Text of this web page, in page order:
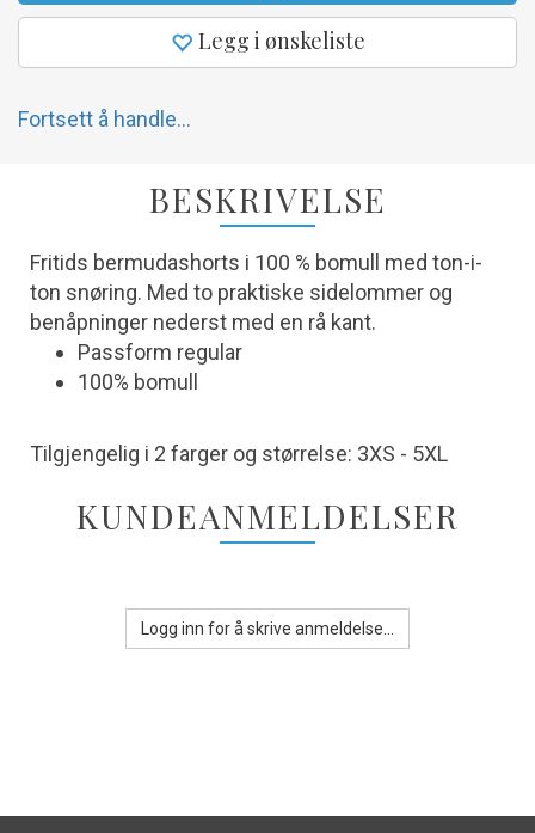
Legg i ønskeliste
Fortsett å handle...
BESKRIVELSE
Fritids bermudashorts i 100 % bomull med ton-i-
ton snøring. Med to praktiske sidelommer og
benåpninger nederst med en rå kant.
Passform regular
100% bomull
Tilgjengelig i 2 farger og størrelse: 3XS - 5XL
KUNDEANMELDELSER
Logg inn for å skrive anmeldelse...